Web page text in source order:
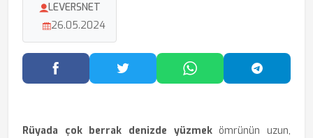
LEVERSNET
26.05.2024
Facebook'ta PaylaşTwitter'da PaylaşWhatsApp'ta Paylaş
Rüyada çok berrak denizde yüzmekömrünün uzun,